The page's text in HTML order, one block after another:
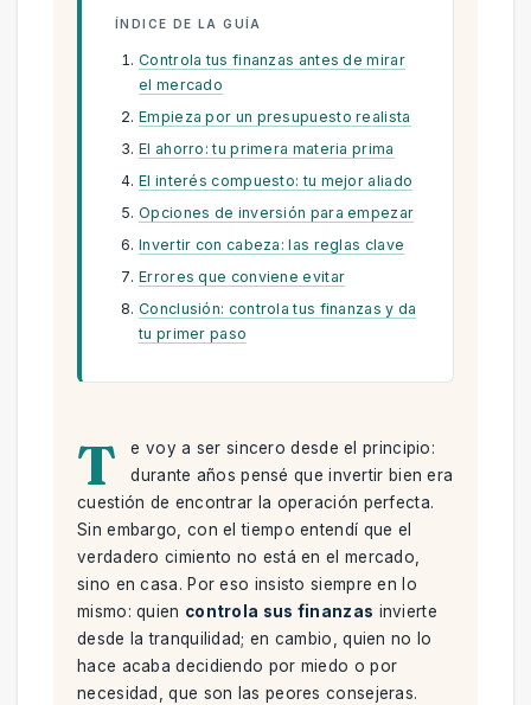
ÍNDICE DE LA GUÍA
Controla tus finanzas antes de mirar
el mercado
Empieza por un presupuesto realista
El ahorro: tu primera materia prima
El interés compuesto: tu mejor aliado
Opciones de inversión para empezar
Invertir con cabeza: las reglas clave
Errores que conviene evitar
Conclusión: controla tus finanzas y da
tu primer paso
T
e voy a ser sincero desde el principio:
durante años pensé que invertir bien era
cuestión de encontrar la operación perfecta.
Sin embargo, con el tiempo entendí que el
verdadero cimiento no está en el mercado,
sino en casa. Por eso insisto siempre en lo
mismo: quien controla sus finanzas invierte
desde la tranquilidad; en cambio, quien no lo
hace acaba decidiendo por miedo o por
necesidad, que son las peores consejeras.